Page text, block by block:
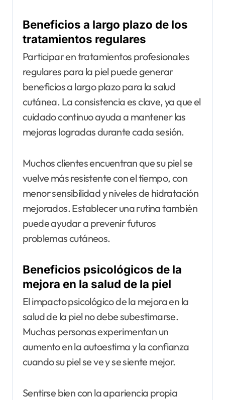
Beneficios a largo plazo de los
tratamientos regulares
Participar en tratamientos profesionales
regulares para la piel puede generar
beneficios a largo plazo para la salud
cutánea. La consistencia es clave, ya que el
cuidado continuo ayuda a mantener las
mejoras logradas durante cada sesión.
Muchos clientes encuentran que su piel se
vuelve más resistente con el tiempo, con
menor sensibilidad y niveles de hidratación
mejorados. Establecer una rutina también
puede ayudar a prevenir futuros
problemas cutáneos.
Beneficios psicológicos de la
mejora en la salud de la piel
El impacto psicológico de la mejora en la
salud de la piel no debe subestimarse.
Muchas personas experimentan un
aumento en la autoestima y la confianza
cuando su piel se ve y se siente mejor.
Sentirse bien con la apariencia propia